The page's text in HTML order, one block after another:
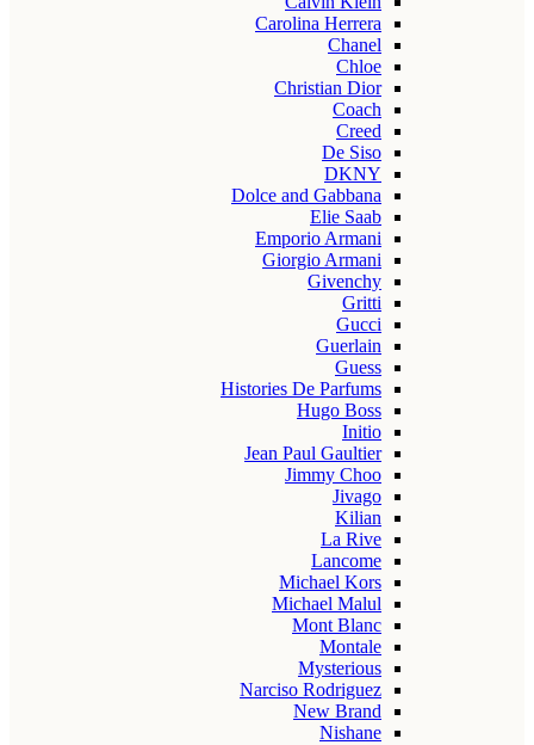
Carolina Herrera
Chanel
Chloe
Christian Dior
Coach
Creed
De Siso
DKNY
Dolce and Gabbana
Elie Saab
Emporio Armani
Giorgio Armani
Givenchy
Gritti
Gucci
Guerlain
Guess
Histories De Parfums
Hugo Boss
Initio
Jean Paul Gaultier
Jimmy Choo
Jivago
Kilian
La Rive
Lancome
Michael Kors
Michael Malul
Mont Blanc
Montale
Mysterious
Narciso Rodriguez
New Brand
Nishane